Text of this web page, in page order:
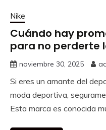
Nike
Cuándo hay
para no perderte
noviembre 30, 2025
Si eres un amante del
moda deportiva,
Esta marca es conocida